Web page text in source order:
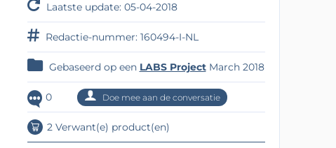
Laatste update: 05-04-2018
Redactie-nummer: 160494-I-NL
Gebaseerd op een LABS ProjectMarch 2018
0 Doe mee aan de conversatie
2 Verwant(e) product(en)